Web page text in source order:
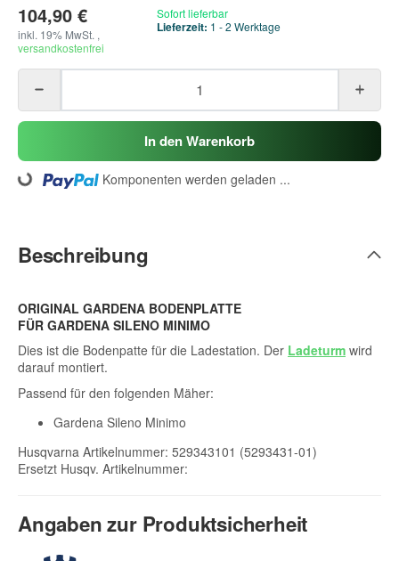
104,90 €
inkl. 19% MwSt. ,
versandkostenfrei
Sofort lieferbar
Lieferzeit: 1 - 2 Werktage
In den Warenkorb
Loading... Komponenten werden geladen ...
Beschreibung
ORIGINAL GARDENA BODENPLATTE
FÜR GARDENA SILENO MINIMO
Dies ist die Bodenpatte für die Ladestation. Der Ladeturm wird
darauf montiert.
Passend für den folgenden Mäher:
Gardena Sileno Minimo
Husqvarna Artikelnummer: 529343101 (5293431-01)
Ersetzt Husqv. Artikelnummer:
Angaben zur Produktsicherheit